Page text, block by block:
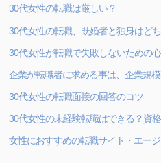
30代女性の転職は厳しい？
30代女性の転職、既婚者と独身はど
30代女性が転職で失敗しないための
企業が転職者に求める事は、企業規
30代女性の転職面接の回答のコツ
30代女性の未経験転職はできる？資
女性におすすめの転職サイト・エー